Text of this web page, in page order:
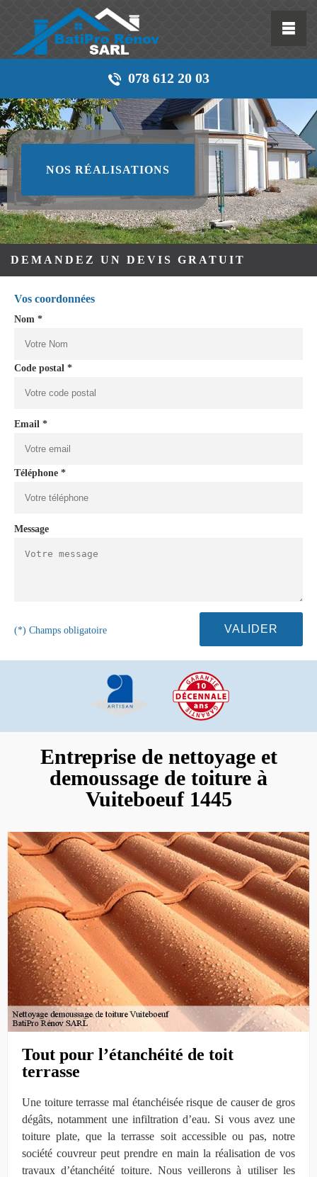
078 612 20 03
NOS RÉALISATIONS
DEMANDEZ UN DEVIS GRATUIT
Vos coordonnées
Nom *
Code postal *
Email *
Téléphone *
Message
(*) Champs obligatoire
Entreprise de nettoyage et
demoussage de toiture à
Vuiteboeuf 1445
Tout pour l’étanchéité de toit
terrasse
Une toiture terrasse mal étanchéisée risque de causer de gros
dégâts, notamment une infiltration d’eau. Si vous avez une
toiture plate, que la terrasse soit accessible ou pas, notre
société couvreur peut prendre en main la réalisation de vos
travaux d’étanchéité toiture. Nous veillerons à utiliser les